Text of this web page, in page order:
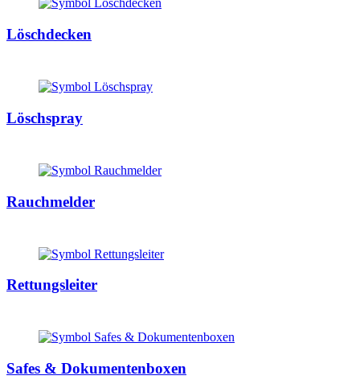
Löschdecken
Löschspray
Rauchmelder
Rettungsleiter
Safes & Dokumentenboxen